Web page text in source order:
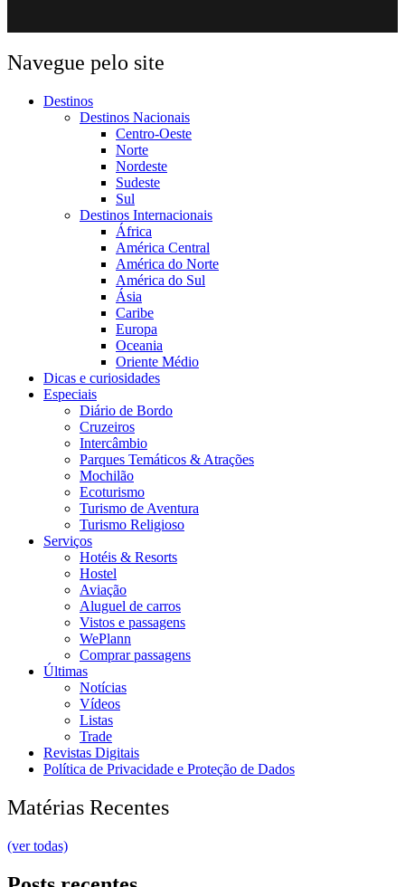
Navegue pelo site
Destinos
Destinos Nacionais
Centro-Oeste
Norte
Nordeste
Sudeste
Sul
Destinos Internacionais
África
América Central
América do Norte
América do Sul
Ásia
Caribe
Europa
Oceania
Oriente Médio
Dicas e curiosidades
Especiais
Diário de Bordo
Cruzeiros
Intercâmbio
Parques Temáticos & Atrações
Mochilão
Ecoturismo
Turismo de Aventura
Turismo Religioso
Serviços
Hotéis & Resorts
Hostel
Aviação
Aluguel de carros
Vistos e passagens
WePlann
Comprar passagens
Últimas
Notícias
Vídeos
Listas
Trade
Revistas Digitais
Política de Privacidade e Proteção de Dados
Matérias Recentes
(ver todas)